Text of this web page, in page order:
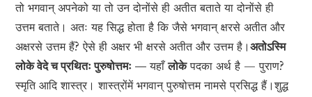
तो भगवान् अपनेको या तो उन दोनोंसे ही अतीत बताते या दोनोंसे ही
उत्तम बताते। अतः यह सिद्ध होता है कि जैसे भगवान् क्षरसे अतीत और
अक्षरसे उत्तम हैं? ऐसे ही अक्षर भी क्षरसे अतीत और उत्तम है।अतोऽस्मि
लोके वेदे च प्रथितः पुरुषोत्तमः —यहाँलोकेपदका अर्थ है — पुराण?
स्मृति आदि शास्त्र। शास्त्रोंमें भगवान् पुरुषोत्तम नामसे प्रसिद्ध हैं।शुद्ध